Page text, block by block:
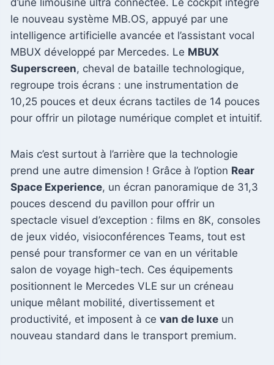
le nouveau système MB.OS, appuyé par une
intelligence artificielle avancée et l’assistant vocal
MBUX développé par Mercedes. Le MBUX
Superscreen, cheval de bataille technologique,
regroupe trois écrans : une instrumentation de
10,25 pouces et deux écrans tactiles de 14 pouces
pour offrir un pilotage numérique complet et intuitif.
Mais c’est surtout à l’arrière que la technologie
prend une autre dimension ! Grâce à l’option Rear
Space Experience, un écran panoramique de 31,3
pouces descend du pavillon pour offrir un
spectacle visuel d’exception : films en 8K, consoles
de jeux vidéo, visioconférences Teams, tout est
pensé pour transformer ce van en un véritable
salon de voyage high-tech. Ces équipements
positionnent le Mercedes VLE sur un créneau
unique mêlant mobilité, divertissement et
productivité, et imposent à ce van de luxe un
nouveau standard dans le transport premium.